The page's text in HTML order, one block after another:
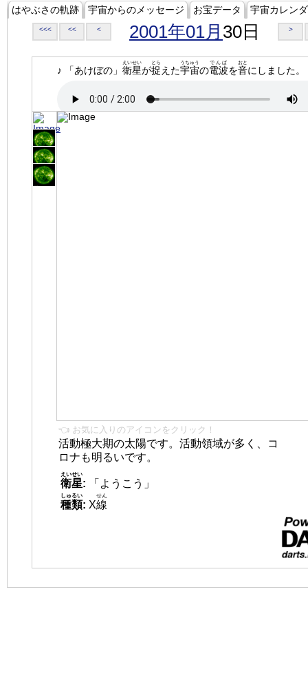
はやぶさの軌跡 宇宙からのメッセージ お宝データ 宇宙カレン
<<< << < 2001年01月 30日 >
♪ 「あけぼの」 衛星
えいせい
が捉
とら
えた宇宙
うちゅう
の電波
でんぱ
を音
おと
にしました。
👈 お気に入りのアイコンをクリック！
活動極大期の太陽です。活動領域が多く、コ
ロナも明るいです。
衛星
えいせい
:
「ようこう」
種類
しゅるい
: X線
せん